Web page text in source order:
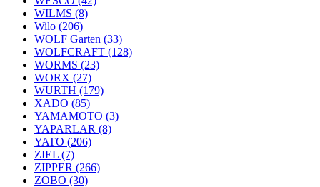
WILMS (8)
Wilo (206)
WOLF Garten (33)
WOLFCRAFT (128)
WORMS (23)
WORX (27)
WURTH (179)
XADO (85)
YAMAMOTO (3)
YAPARLAR (8)
YATO (206)
ZIEL (7)
ZIPPER (266)
ZOBO (30)